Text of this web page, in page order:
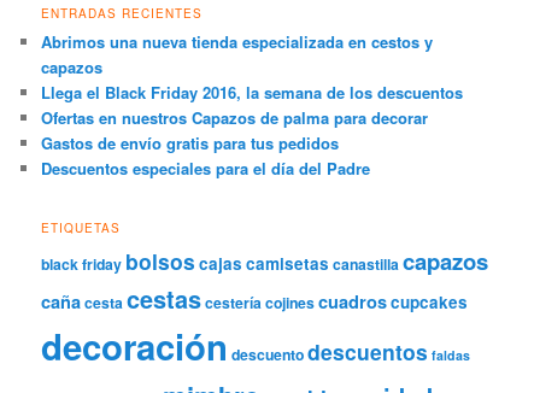
ENTRADAS RECIENTES
Abrimos una nueva tienda especializada en cestos y
capazos
Llega el Black Friday 2016, la semana de los descuentos
Ofertas en nuestros Capazos de palma para decorar
Gastos de envío gratis para tus pedidos
Descuentos especiales para el día del Padre
ETIQUETAS
black friday bolsos cajas camisetas canastillacapazos
cañacestacestascesteríacojinescuadroscupcakes
decoración descuentodescuentos faldas